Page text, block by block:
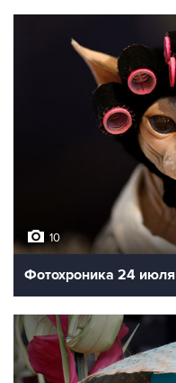
10
Фотохроника 24 июля